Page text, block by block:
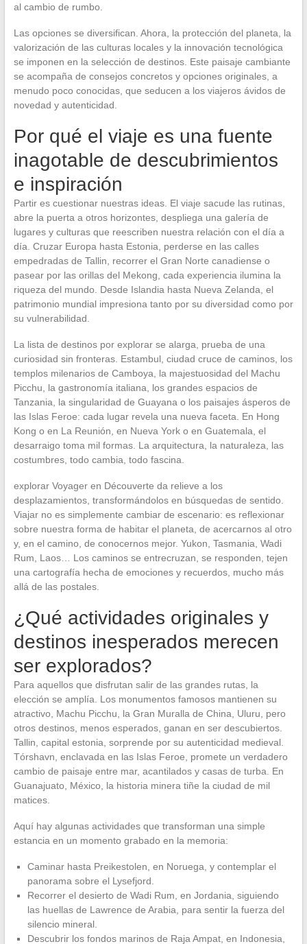
al cambio de rumbo.
Las opciones se diversifican. Ahora, la protección del planeta, la
valorización de las culturas locales y la innovación tecnológica
se imponen en la selección de destinos. Este paisaje cambiante
se acompaña de consejos concretos y opciones originales, a
menudo poco conocidas, que seducen a los viajeros ávidos de
novedad y autenticidad.
Por qué el viaje es una fuente
inagotable de descubrimientos
e inspiración
Partir es cuestionar nuestras ideas. El viaje sacude las rutinas,
abre la puerta a otros horizontes, despliega una galería de
lugares y culturas que reescriben nuestra relación con el día a
día. Cruzar Europa hasta Estonia, perderse en las calles
empedradas de Tallin, recorrer el Gran Norte canadiense o
pasear por las orillas del Mekong, cada experiencia ilumina la
riqueza del mundo. Desde Islandia hasta Nueva Zelanda, el
patrimonio mundial impresiona tanto por su diversidad como por
su vulnerabilidad.
La lista de destinos por explorar se alarga, prueba de una
curiosidad sin fronteras. Estambul, ciudad cruce de caminos, los
templos milenarios de Camboya, la majestuosidad del Machu
Picchu, la gastronomía italiana, los grandes espacios de
Tanzania, la singularidad de Guayana o los paisajes ásperos de
las Islas Feroe: cada lugar revela una nueva faceta. En Hong
Kong o en La Reunión, en Nueva York o en Guatemala, el
desarraigo toma mil formas. La arquitectura, la naturaleza, las
costumbres, todo cambia, todo fascina.
explorar Voyager en Découverte da relieve a los
desplazamientos, transformándolos en búsquedas de sentido.
Viajar no es simplemente cambiar de escenario: es reflexionar
sobre nuestra forma de habitar el planeta, de acercarnos al otro
y, en el camino, de conocernos mejor. Yukon, Tasmania, Wadi
Rum, Laos… Los caminos se entrecruzan, se responden, tejen
una cartografía hecha de emociones y recuerdos, mucho más
allá de las postales.
¿Qué actividades originales y
destinos inesperados merecen
ser explorados?
Para aquellos que disfrutan salir de las grandes rutas, la
elección se amplía. Los monumentos famosos mantienen su
atractivo, Machu Picchu, la Gran Muralla de China, Uluru, pero
otros destinos, menos esperados, ganan en ser descubiertos.
Tallin, capital estonia, sorprende por su autenticidad medieval.
Tórshavn, enclavada en las Islas Feroe, promete un verdadero
cambio de paisaje entre mar, acantilados y casas de turba. En
Guanajuato, México, la historia minera tiñe la ciudad de mil
matices.
Aquí hay algunas actividades que transforman una simple
estancia en un momento grabado en la memoria:
Caminar hasta Preikestolen, en Noruega, y contemplar el
panorama sobre el Lysefjord.
Recorrer el desierto de Wadi Rum, en Jordania, siguiendo
las huellas de Lawrence de Arabia, para sentir la fuerza del
silencio mineral.
Descubrir los fondos marinos de Raja Ampat, en Indonesia,